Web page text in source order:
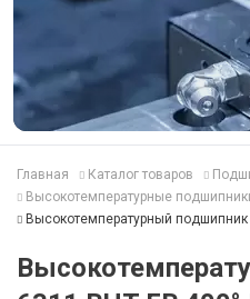
Главная Каталог товаров
Высокотемпературные
Высокотемпературный подшипник